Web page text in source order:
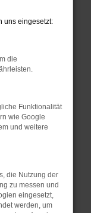
einem
Stand
ein
dazu
uns eingesetzt:
die
Funktionalität
wie Google
und weitere
die Nutzung der
zu messen und
eingesetzt,
werden, um